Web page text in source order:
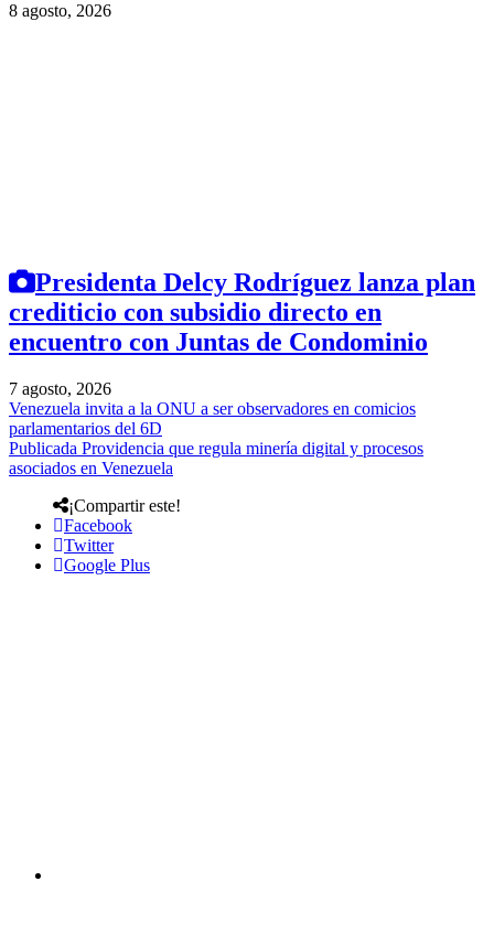
8 agosto, 2026
Presidenta Delcy Rodríguez lanza plan
crediticio con subsidio directo en
encuentro con Juntas de Condominio
7 agosto, 2026
Venezuela invita a la ONU a ser observadores en comicios
parlamentarios del 6D
Publicada Providencia que regula minería digital y procesos
asociados en Venezuela
¡Compartir este!
Facebook
Twitter
Google Plus